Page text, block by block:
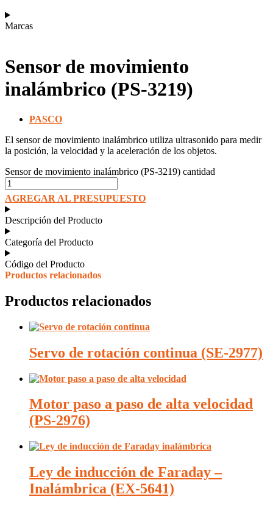
Marcas
Sensor de movimiento
inalámbrico (PS-3219)
PASCO
El sensor de movimiento inalámbrico utiliza ultrasonido para medir
la posición, la velocidad y la aceleración de los objetos.
Sensor de movimiento inalámbrico (PS-3219) cantidad
AGREGAR AL PRESUPUESTO
Descripción del Producto
Categoría del Producto
Código del Producto
Productos relacionados
Productos relacionados
Servo de rotación continua (SE-2977)
Motor paso a paso de alta velocidad
(PS-2976)
Ley de inducción de Faraday –
Inalámbrica (EX-5641)